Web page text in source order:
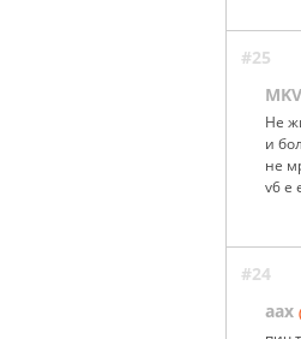
#25
Не
и
не
v6 е
#24
аах